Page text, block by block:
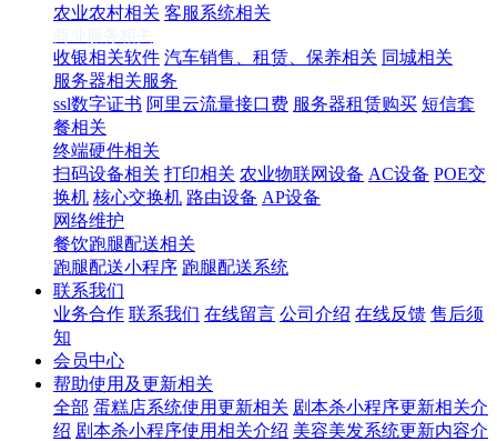
农业农村相关 客服系统相关
收银相关软件 汽车销售、租赁、保养相关 同城相关
服务器相关服务
ssl数字证书 阿里云流量接口费 服务器租赁购买 短信套
餐相关
终端硬件相关
扫码设备相关 打印相关 农业物联网设备 AC设备 POE交
换机 核心交换机 路由设备 AP设备
网络维护
餐饮跑腿配送相关
跑腿配送小程序 跑腿配送系统
联系我们
业务合作 联系我们 在线留言 公司介绍 在线反馈 售后须
知
会员中心
帮助使用及更新相关
全部 蛋糕店系统使用更新相关 剧本杀小程序更新相关介
绍 剧本杀小程序使用相关介绍 美容美发系统更新内容介